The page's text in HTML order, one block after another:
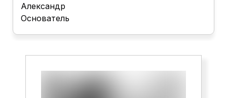
Александр
Основатель